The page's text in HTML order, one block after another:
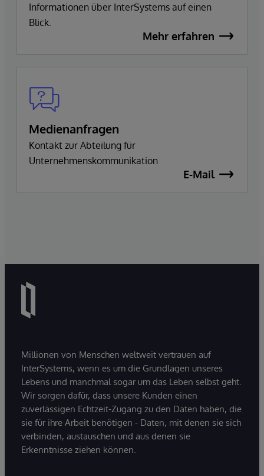
Informationen über InterSystems auf einen
Blick.
Mehr erfahren
Medienanfragen
Kontakt zur Abteilung für
Unternehmenskommunikation
E-Mail
Millionen von Menschen weltweit vertrauen auf
InterSystems, wenn es um die Grundlagen unseres
Lebens und manchmal sogar um das Leben selbst geht.
Wir sorgen dafür, dass unsere Kunden einen
zuverlässigen Echtzeit-Zugang zu den Daten haben, die
sie für ihre Arbeit benötigen - Daten, mit denen sie sich
verbinden, austauschen und aus denen sie
Erkenntnisse ziehen können.